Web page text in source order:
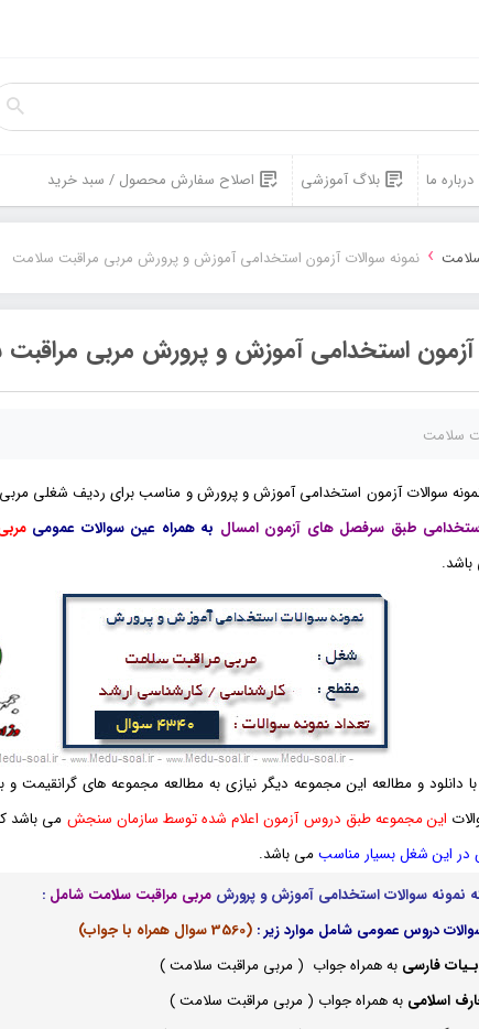
درباره ما بلاگ آموزشی اصلاح سفارش محصول / سبد خرید
› نمونه سوالات آزمون استخدامی آموزش و پرورش مربی مراقبت سلامت
آزمون استخدامی آموزش و پرورش مربی
سلامت
سوالات آزمون استخدامی آموزش و پرورش و مناسب برای ردیف شغلی
طبق سرفصل های آزمون امسال به همراه عین سوالات عمومی
و مطالعه این مجموعه دیگر نیازی به مطالعه مجموعه های
این مجموعه طبق دروس آزمون اعلام شده توسط سازمان سنجش می باشد
در این شغل بسیار مناسبمی باشد.
نمونه سوالات استخدامی آموزش و پرورشمربی مراقبت سلامت شامل:
دروس عمومی شامل موارد زیر : (3560 سوال همراه با جواب)
فارسیبه همراه جواب ( مربی مراقبت سلامت )
اسلامیبه همراه جواب ( مربی مراقبت سلامت )